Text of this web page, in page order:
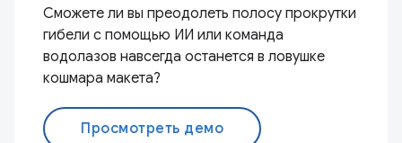
Сможете ли вы преодолеть полосу прокрутки
гибели с помощью ИИ или команда
водолазов навсегда останется в ловушке
кошмара макета?
Просмотреть демо